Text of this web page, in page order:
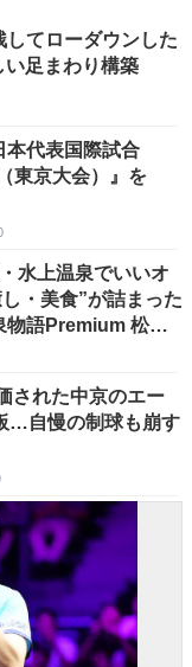
てローダウンした
足まわり構築
本代表国際試合
東京大会）』を
水上温泉でいいオ
・美食”が詰まった
物語Premium 松乃
された中京のエー
…自慢の制球も崩す